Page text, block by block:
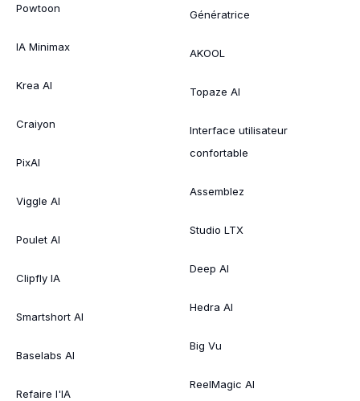
Powtoon
IA Minimax
Krea AI
Craiyon
PixAI
Viggle AI
Poulet AI
Clipfly IA
Smartshort AI
Baselabs AI
Refaire l'IA
Génératrice
AKOOL
Topaze AI
Interface utilisateur
confortable
Assemblez
Studio LTX
Deep AI
Hedra AI
Big Vu
ReelMagic AI